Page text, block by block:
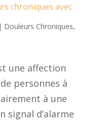
chroniques avec
| Douleurs Chroniques,
une affection
personnes à
à une
signal d’alarme